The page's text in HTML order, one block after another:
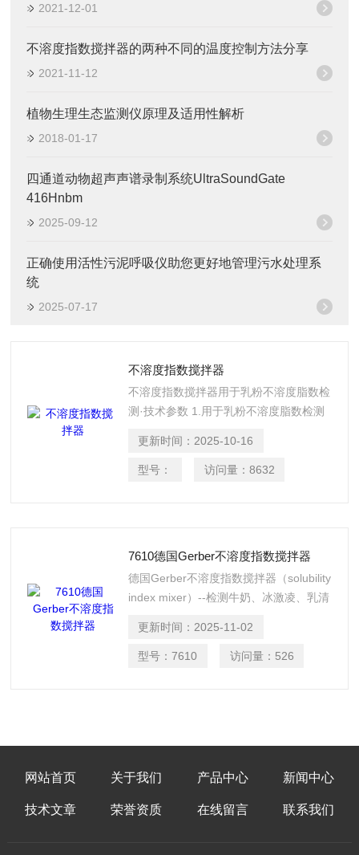
2021-12-01
不溶度指数搅拌器的两种不同的温度控制方法分享
2021-11-12
植物生理生态监测仪原理及适用性解析
2018-01-17
四通道动物超声声谱录制系统UltraSoundGate
416Hnbm
2025-09-12
正确使用活性污泥呼吸仪助您更好地管理污水处理系
统
2025-07-17
不溶度指数搅拌器
不溶度指数搅拌器用于乳粉不溶度脂数检
测·技术参数 1.用于乳粉不溶度脂数检测
锈钢搅拌叶轮，有计时和连续运行开关
更新时间： 2025-10-16
型号： 访问量： 8632
7610德国Gerber不溶度指数搅拌器
德国Gerber不溶度指数搅拌器（solubility
index mixer）--检测牛奶、冰激凌、乳清
不锈钢搅拌器 特制马达 可计时 具有连续
运行开关
更新时间： 2025-11-02
型号：7610 访问量： 526
网站首页 关于我们 产品中心 新闻中心
技术文章 荣誉资质 在线留言 联系我们